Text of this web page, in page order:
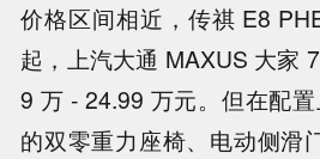
价格区间相近，传祺 E8
起，上汽大通 MAXUS 大家
9 万 - 24.99 万元。但在配
的双零重力座椅、电动侧滑